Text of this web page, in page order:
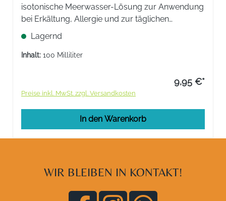
isotonische Meerwasser-Lösung zur Anwendung
bei Erkältung, Allergie und zur täglichen
Nasenhygiene.
Lagernd
Inhalt: 100 Milliliter
9,95 €*
Preise inkl. MwSt. zzgl. Versandkosten
In den Warenkorb
WIR BLEIBEN IN KONTAKT!